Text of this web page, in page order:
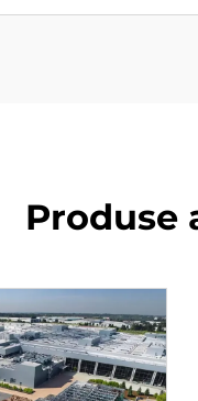
Produse